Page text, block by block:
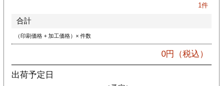
加工
印刷
1件
合計
（印刷価格 + 加工価格）× 件数
0円（税込）
出荷予定日